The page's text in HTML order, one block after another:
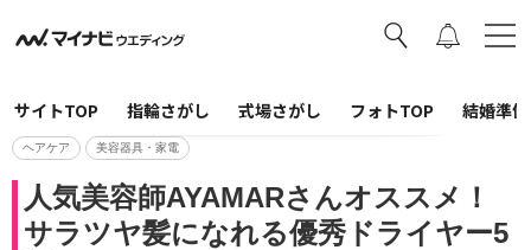
サイトTOP 指輪さがし 式場さがし フォトTOP 結婚準
ヘアケア 美容器具・家電
人気美容師AYAMARさんオススメ！
サラツヤ髪になれる優秀ドライヤー5